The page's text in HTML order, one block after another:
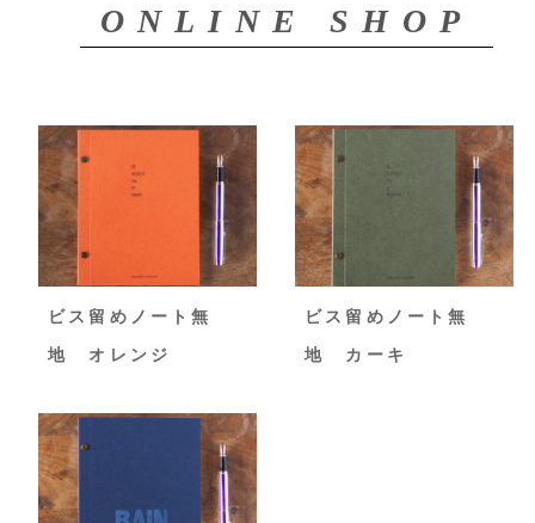
ONLINE SHOP
ビス留めノート無
地 オレンジ
ビス留めノート無
地 カーキ